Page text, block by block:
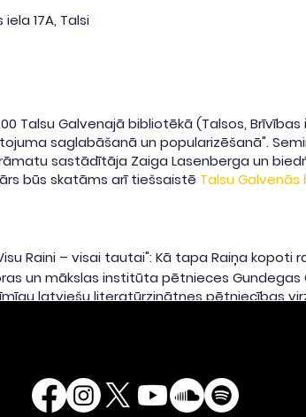
17A, Talsi
Talsu Galvenajā bibliotēkā (Talsos, Brīvības
saglabāšanā un popularizēšanā".
sastādītāja Zaiga Lasenberga un
būs skatāms arī tiešsaistē Talsu
Raini – visai tautai": Kā tapa Raiņa kopoti
un mākslas institūta pētnieces Gundegas
latviešu literatūrzinātnes pētniecības
parādīts, kā pētniecības
skola un izauga jauna rainologu paaudze.
Zaigas Lasenbergas pieredzes stāsts"